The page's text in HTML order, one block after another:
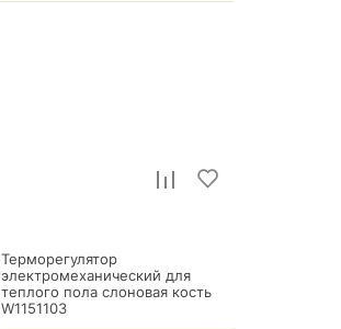
Терморегулятор
электромеханический для
теплого пола слоновая кость
W1151103
13 300